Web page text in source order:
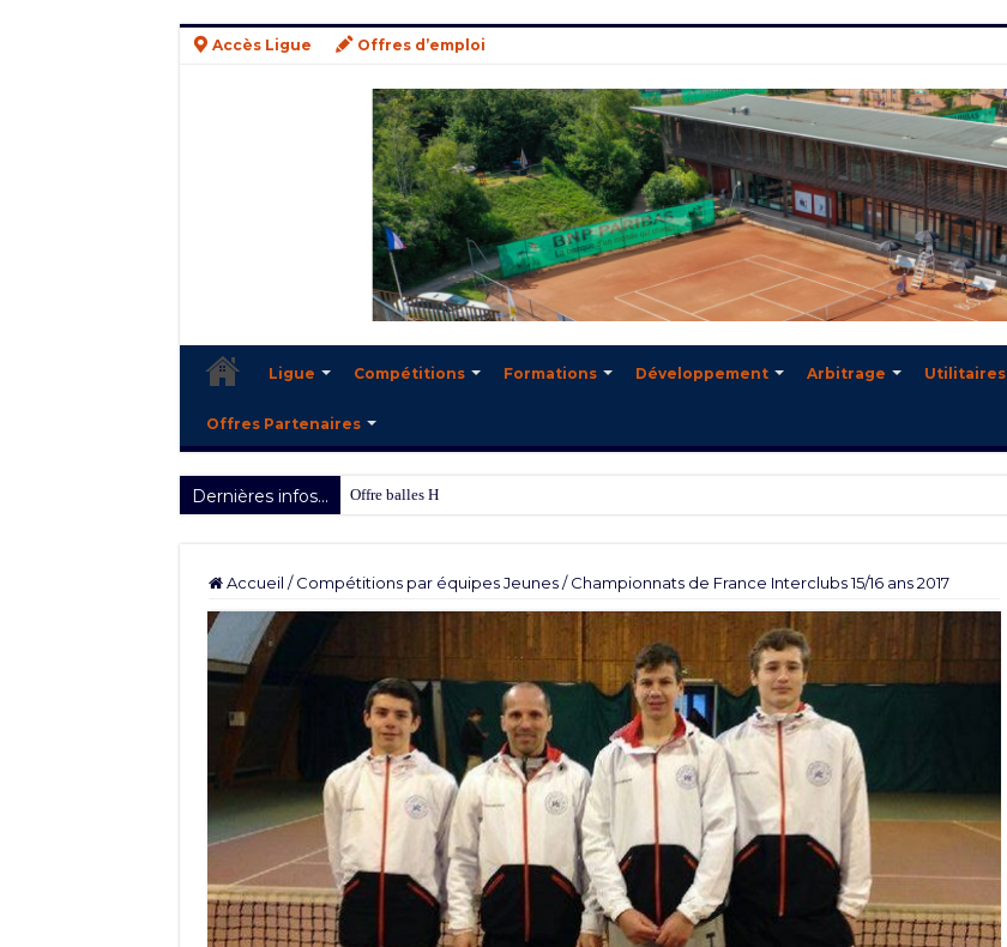
Accès Ligue Offres d’emploi
Ligue Compétitions Formations Développement Arbitrage Utilitaires
Offres Partenaires
Dernières infos... Offre balles Head 2025/2026
Accueil / Compétitions par équipes Jeunes / Championnats de France Interclubs 15/16 ans 2017